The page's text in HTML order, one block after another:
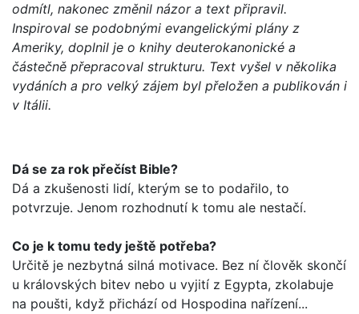
odmítl, nakonec změnil názor a text připravil.
Inspiroval se podobnými evangelickými plány z
Ameriky, doplnil je o knihy deuterokanonické a
částečně přepracoval strukturu. Text vyšel v několika
vydáních a pro velký zájem byl přeložen a publikován i
v Itálii.
Dá se za rok přečíst Bible?
Dá a zkušenosti lidí, kterým se to podařilo, to
potvrzuje. Jenom rozhodnutí k tomu ale nestačí.
Co je k tomu tedy ještě potřeba?
Určitě je nezbytná silná motivace. Bez ní člověk skončí
u krá­lovských bitev nebo u vyjití z Egypta, zkolabuje
na poušti, když přichází od Hospodina nařízení...